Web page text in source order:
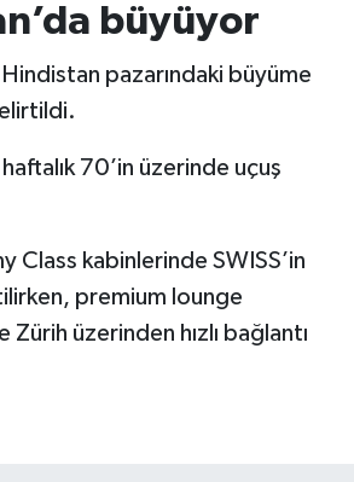
büyüyor
pazarındaki büyüme
70’in üzerinde uçuş
Class kabinlerinde SWISS’in
premium lounge
üzerinden hızlı bağlantı